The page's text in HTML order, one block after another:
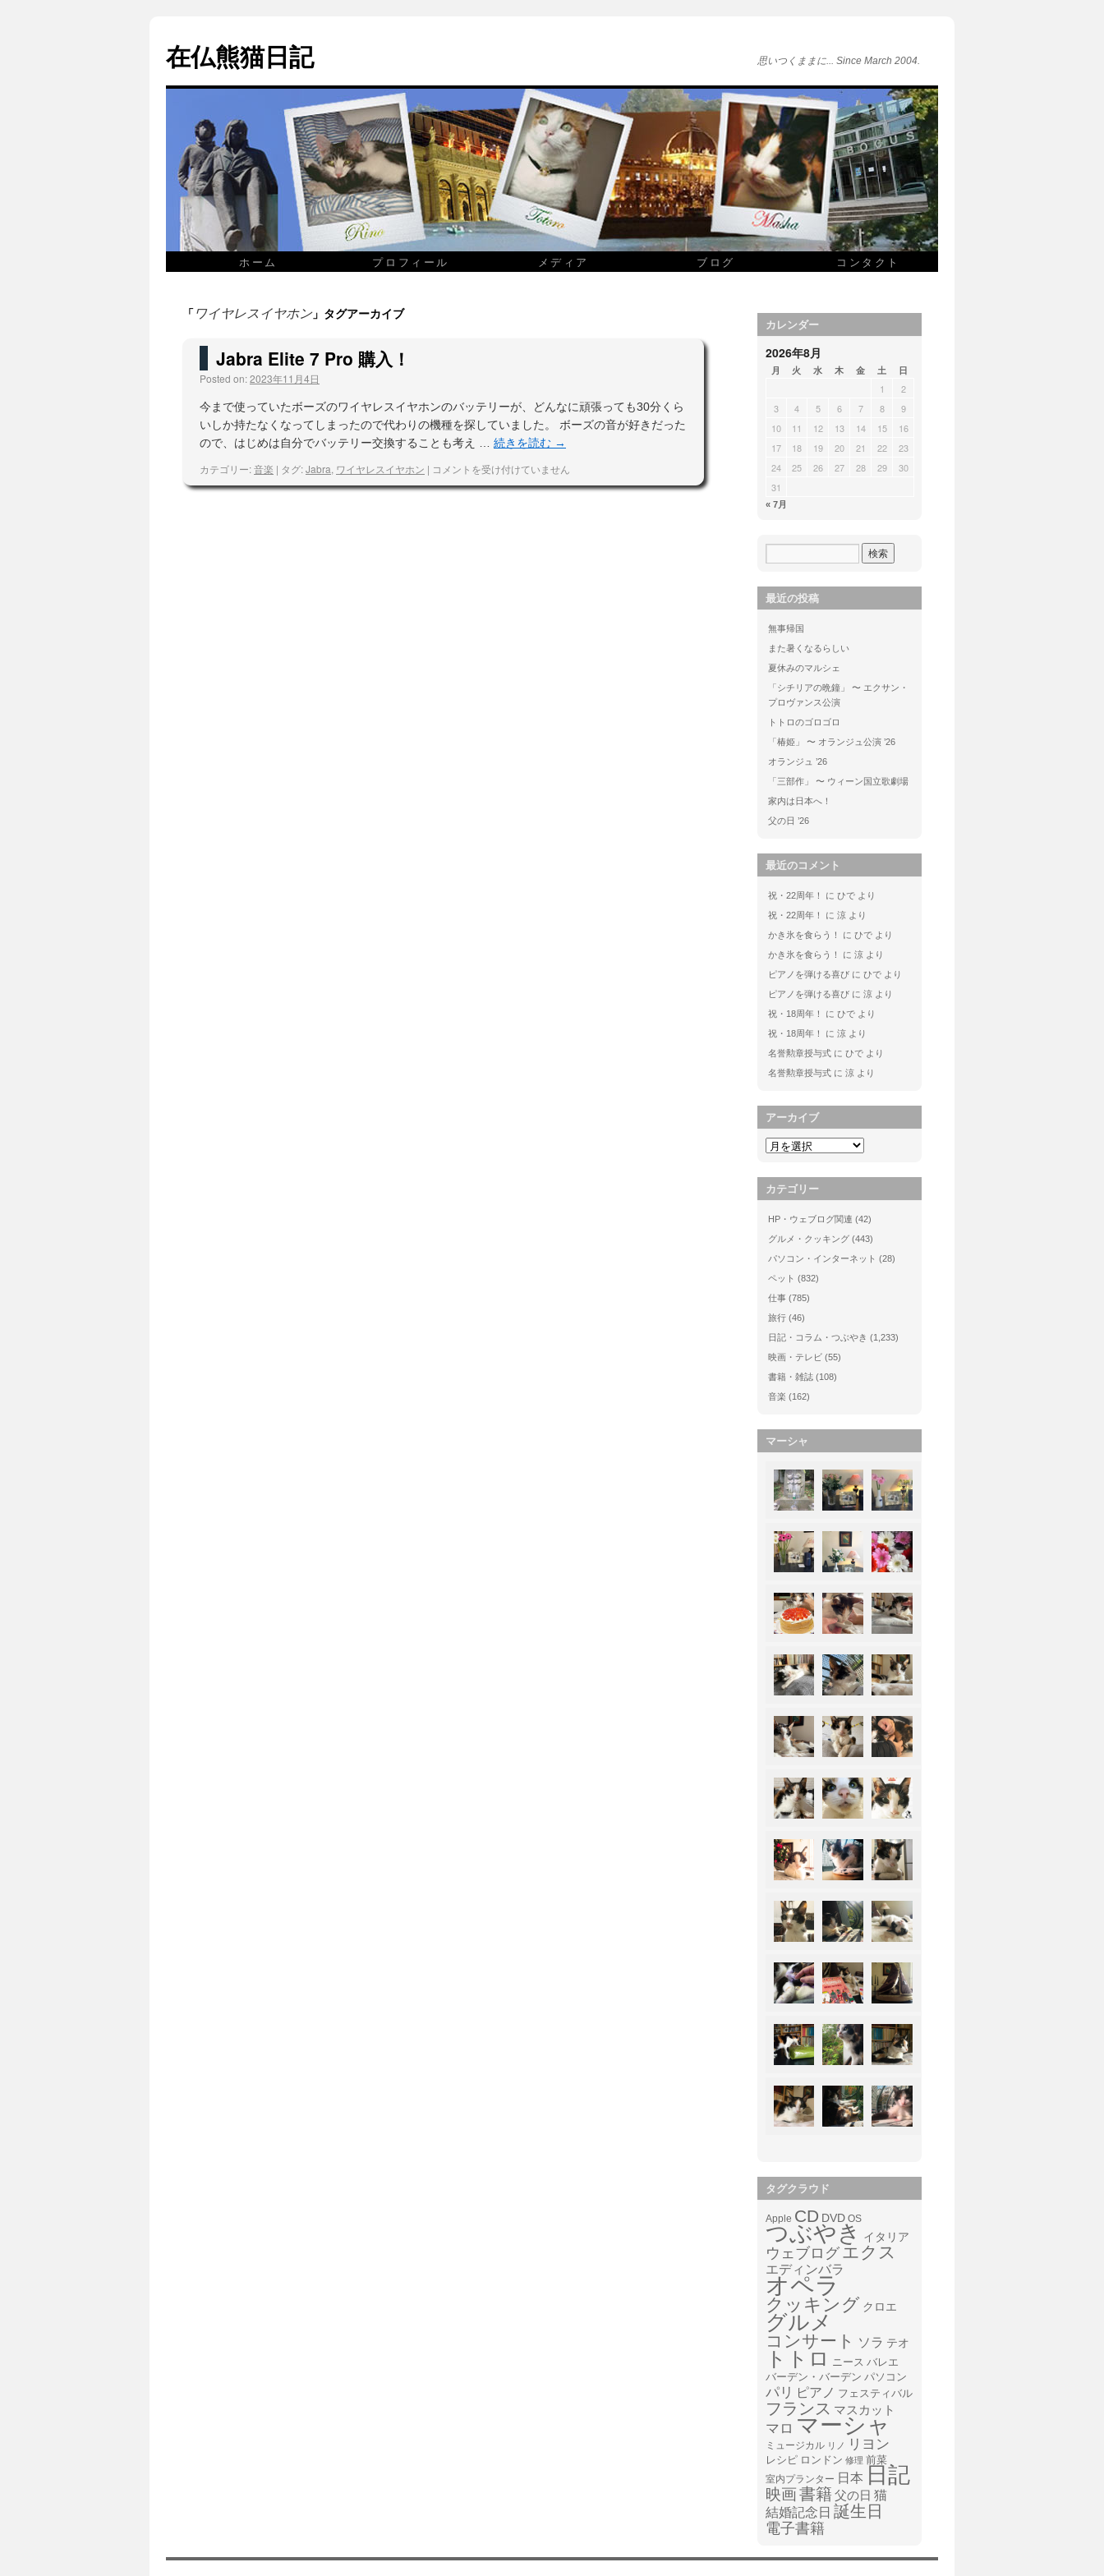
在仏熊猫日記 思いつくままに... Since March 2004.
ホーム プロフィール メディア ブログ コンタクト
「ワイヤレスイヤホン」タグアーカイブ
Jabra Elite 7 Pro 購入！
Posted on:2023年11月4日
今まで使っていたボーズのワイヤレスイヤホンのバッテリーが、どんなに頑張っても30分くら
いしか持たなくなってしまったので代わりの機種を探していました。 ボーズの音が好きだった
ので、はじめは自分でバッテリー交換することも考え … 続きを読む →
カテゴリー:音楽 | タグ:Jabra, ワイヤレスイヤホン | コメントを受け付けていません
カレンダー
2026年8月
月 火 水 木 金 土 日
1
2
3
4 5 6 7 8
9
10
11 12 13 14 15
16
17
18 19 20 21 22
23
24
25 26 27 28 29
30
31
« 7月
最近の投稿
無事帰国
また暑くなるらしい
夏休みのマルシェ
「シチリアの晩鐘」 〜 エクサン・
プロヴァンス公演
トトロのゴロゴロ
「椿姫」 〜 オランジュ公演 ’26
オランジュ ’26
「三部作」 〜 ウィーン国立歌劇場
家内は日本へ！
父の日 ’26
最近のコメント
祝・22周年！ に ひで より
祝・22周年！
に 涼 より
かき氷を食らう！
に ひで より
かき氷を食らう！
に 涼 より
ピアノを弾ける喜び に ひで より
ピアノを弾ける喜び に 涼 より
祝・18周年！
に ひで より
祝・18周年！
に 涼 より
名誉勲章授与式 に ひで より
名誉勲章授与式 に 涼 より
アーカイブ
カテゴリー
HP・ウェブログ関連 (42)
グルメ・クッキング (443)
パソコン・インターネット (28)
ペット (832)
仕事 (785)
旅行 (46)
日記・コラム・つぶやき (1,233)
映画・テレビ (55)
書籍・雑誌 (108)
音楽 (162)
マーシャ
タグクラウド
Apple CD DVD OS
つぶやき イタリア
ウェブログ エクス
エディンバラ
オペラ
クッキング クロエ
グルメ
コンサート ソラ テオ
トトロ ニース バレエ
バーデン・バーデン パソコン
パリ ピアノ フェスティバル
フランス マスカット
マロ マーシャ
ミュージカル リノ リヨン
レシピ ロンドン 修理 前菜
室内プランター 日本 日記
映画書籍 父の日 猫
結婚記念日 誕生日
電子書籍